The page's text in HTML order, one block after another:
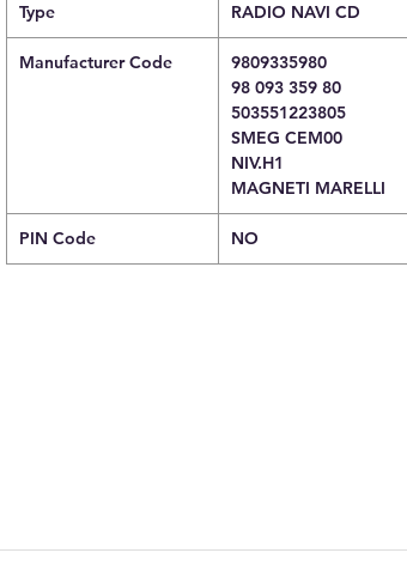
Type RADIO NAVI CD
Manufacturer Code
9809335980
98 093 359 80
503551223805
SMEG CEM00
NIV.H1
MAGNETI MARELLI
PIN Code NO